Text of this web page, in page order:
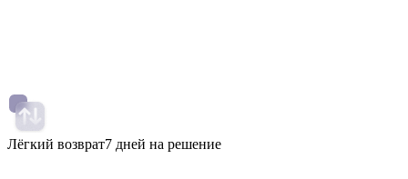
Лёгкий возврат7 дней на решение